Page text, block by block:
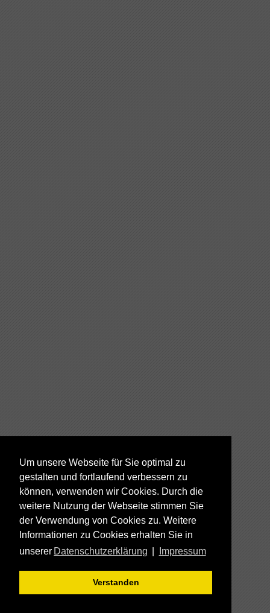
Um unsere Webseite für Sie optimal zu
gestalten und fortlaufend verbessern zu
können, verwenden wir Cookies. Durch die
weitere Nutzung der Webseite stimmen Sie
der Verwendung von Cookies zu. Weitere
Informationen zu Cookies erhalten Sie in
unserer Datenschutzerklärung Impressum
Verstanden